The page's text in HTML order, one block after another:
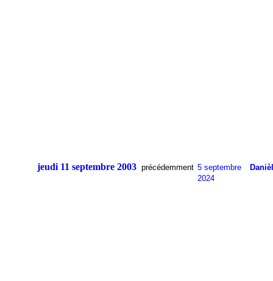
jeudi 11 septembre 2003 précédemment 5 septembre
2024